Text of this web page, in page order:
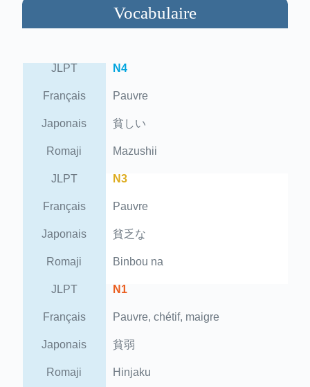
Vocabulaire
JLPT N4
Français Pauvre
Japonais 貧しい
Romaji Mazushii
JLPT N3
Français Pauvre
Japonais 貧乏な
Romaji Binbou na
JLPT N1
Français Pauvre, chétif, maigre
Japonais 貧弱
Romaji Hinjaku